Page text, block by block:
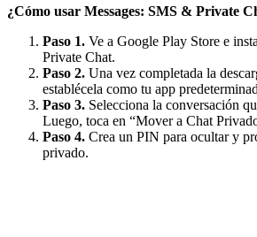
¿Cómo usar Messages: SMS & Private
Paso 1. Ve a Google Play Store e
Private Chat.
Paso 2. Una vez completada la
establécela como tu app
Paso 3. Selecciona la conversación
Luego, toca en “Mover a Chat
Paso 4. Crea un PIN para ocultar y
privado.